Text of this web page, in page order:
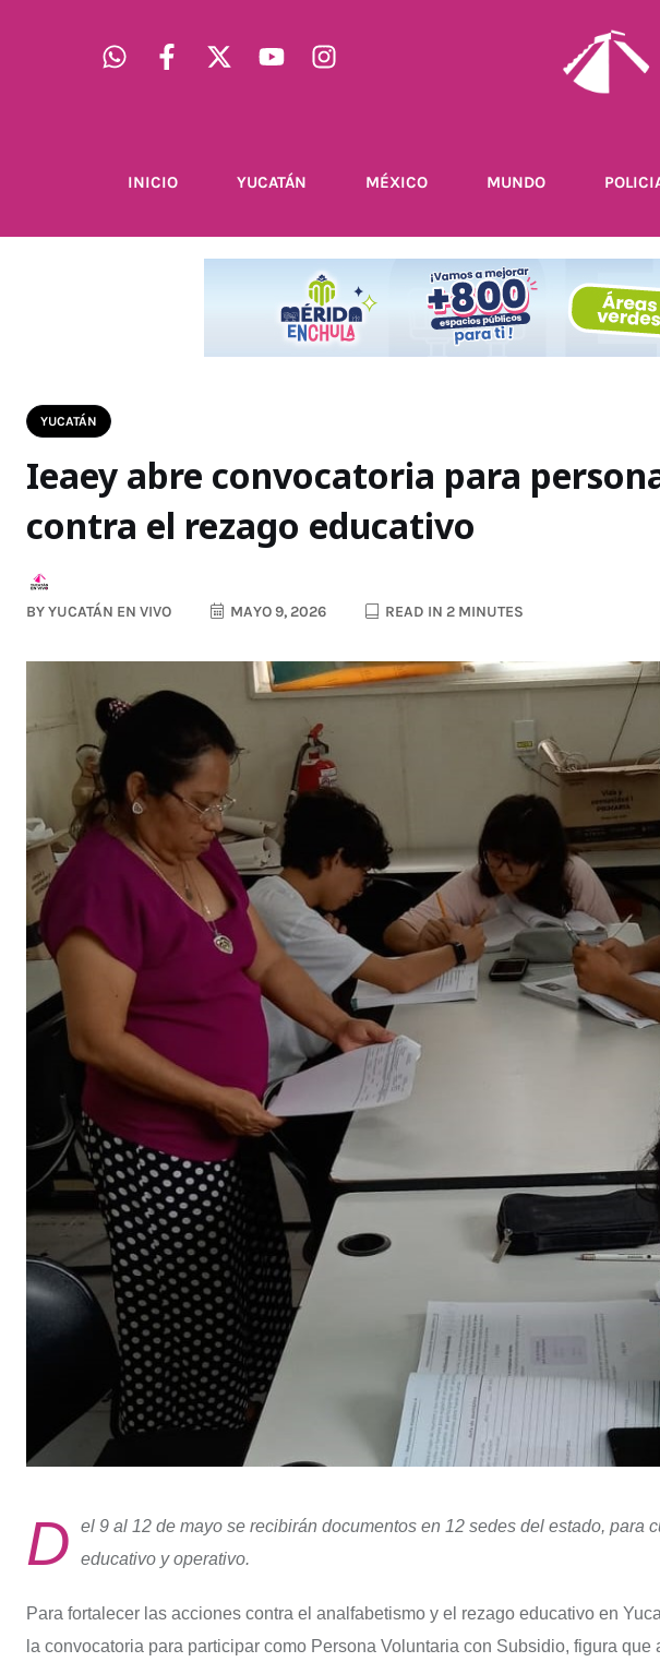
INICIO YUCATÁN MÉXICO MUNDO
YUCATÁN
Ieaey abre convocatoria para
contra el rezago educativo
BYYUCATÁN EN VIVO MAYO 9, 2026 READ IN 2 MINUTES
D
el 9 al 12 de mayo se recibirán documentos en 12 sedes del estado, para
educativo y operativo.
Para fortalecer las acciones contra el analfabetismo y el rezago educativo en
la convocatoria para participar como Persona Voluntaria con Subsidio, figura